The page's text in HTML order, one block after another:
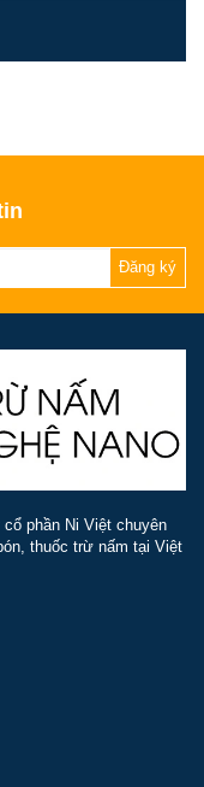
Đăng ký
phần Ni Việt chuyên
thuốc trừ nấm tại Việt